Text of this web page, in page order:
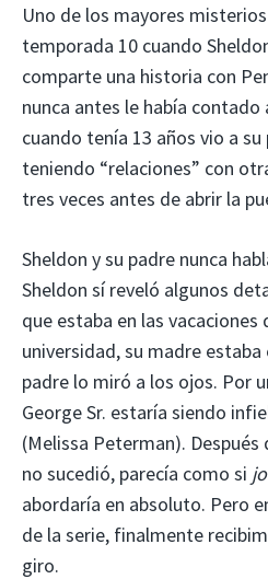
Uno de los mayores
temporada 10 cuando
comparte una historia con
nunca antes le había contado
cuando tenía 13 años vio a
teniendo “relaciones” con
tres veces antes de abrir la
Sheldon y su padre nunca
Sheldon sí reveló algunos
que estaba en las vacaciones
universidad, su madre
padre lo miró a los ojos. Por
George Sr. estaría siendo
(Melissa Peterman).
no sucedió, parecía como si
abordaría en absoluto. Pero
de la serie, finalmente
giro.